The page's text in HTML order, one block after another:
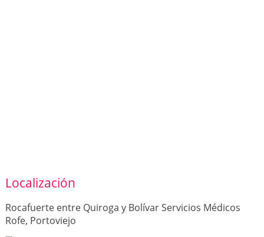
Localización
Rocafuerte entre Quiroga y Bolívar Servicios Médicos
Rofe, Portoviejo